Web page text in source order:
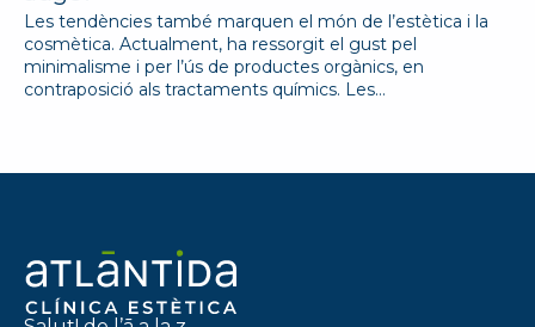
Les tendències també marquen el món de l’estètica i la
cosmètica. Actualment, ha ressorgit el gust pel
minimalisme i per l’ús de productes orgànics, en
contraposició als tractaments químics. Les…